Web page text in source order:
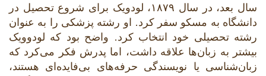
سال بعد، در سال ۱۸۷۹، لودویک برای شروع تحصیل در
دانشگاه به مسکو سفر کرد. او رشته پزشکی را به عنوان
رشته تحصیلی خود انتخاب کرد. واضح بود که لودوویک
بیشتر به زبان‌ها علاقه داشت، اما پدرش فکر می‌کرد که
زبان‌شناسی یا نویسندگی حرفه‌های بی‌فایده‌ای هستند،